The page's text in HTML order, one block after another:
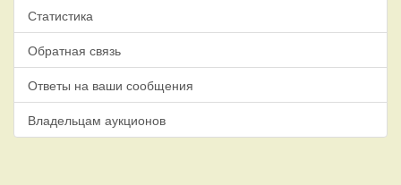
Статистика
Обратная связь
Ответы на ваши сообщения
Владельцам аукционов